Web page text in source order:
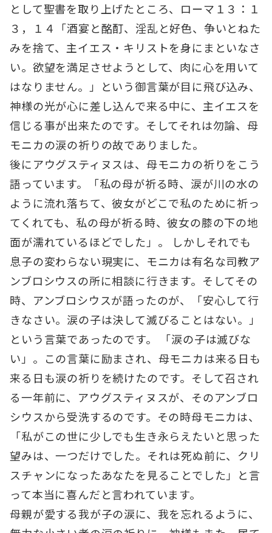
として聖書を取り上げたところ、ローマ１３：１
３，１４「酒宴と酩酊、淫乱と好色、争いとねた
みを捨て、主イエス・キリストを身にまといなさ
い。欲望を満足させようとして、肉に心を用いて
はなりません。」という御言葉が目に飛び込み、
神様の光が心に差し込んで来る中に、主イエスを
信じる事が出来たのです。そしてそれは勿論、母
モニカの涙の祈りの故でありました。
後にアウグスティヌスは、母モニカの祈りをこう
語っています。「私の母が祈る時、涙が川の水の
ように流れ落ちて、彼女がどこで私のために祈っ
てくれても、私の母が祈る時、彼女の膝の下の地
面が濡れているほどでした」。 しかしそれでも
息子の変わらない現実に、モニカは有名な司教ア
ンブロシウスの所に相談に行きます。そしてその
時、アンブロシウスが語ったのが、「安心して行
きなさい。涙の子は決して滅びることはない。」
という言葉であったのです。 「涙の子は滅びな
い」。この言葉に励まされ、母モニカは来る日も
来る日も涙の祈りを続けたのです。そして召され
る一年前に、アウグスティヌスが、そのアンブロ
シウスから受洗するのです。その時母モニカは、
「私がこの世に少しでも生き永らえたいと思った
望みは、一つだけでした。それは死ぬ前に、クリ
スチャンになったあなたを見ることでした」と言
って本当に喜んだと言われています。
母親が愛する我が子の涙に、我を忘れるように、